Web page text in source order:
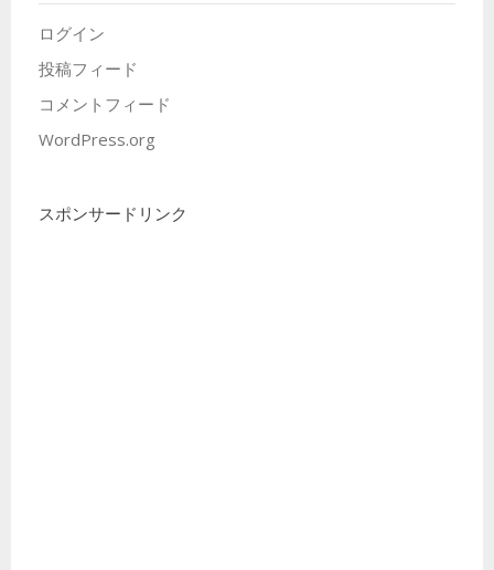
ログイン
投稿フィード
コメントフィード
WordPress.org
スポンサードリンク